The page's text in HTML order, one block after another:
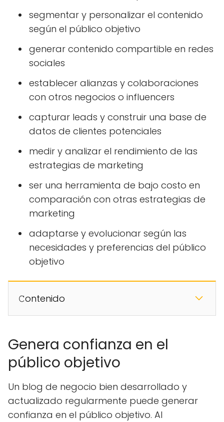
segmentar y personalizar el contenido
según el público objetivo
generar contenido compartible en redes
sociales
establecer alianzas y colaboraciones
con otros negocios o influencers
capturar leads y construir una base de
datos de clientes potenciales
medir y analizar el rendimiento de las
estrategias de marketing
ser una herramienta de bajo costo en
comparación con otras estrategias de
marketing
adaptarse y evolucionar según las
necesidades y preferencias del público
objetivo
𝙲ontenido
Genera confianza en el
público objetivo
Un blog de negocio bien desarrollado y
actualizado regularmente puede generar
confianza en el público objetivo. Al